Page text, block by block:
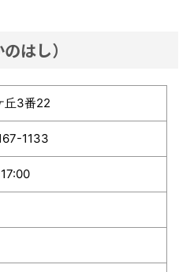
はし）
丘3番22
1133